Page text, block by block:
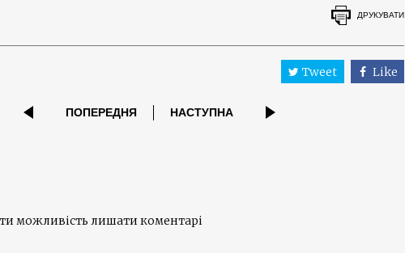
ДРУКУВАТИ
Tweet Like
ПОПЕРЕДНЯ НАСТУПНА
можливість лишати коментарі